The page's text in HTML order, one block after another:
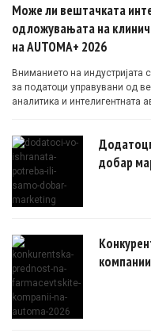
Може ли вештачката
одложувањата на
на AUTOMA+ 2026
Вниманието на индустријата
за податоци управувани од
аналитика и интелигентната
добар